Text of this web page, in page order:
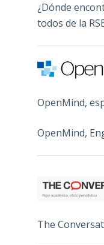
¿Dónde
todos de la
OpenMind,
OpenMind,
The